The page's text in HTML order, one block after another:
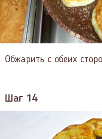
Обжарить с обеих
Шаг 14